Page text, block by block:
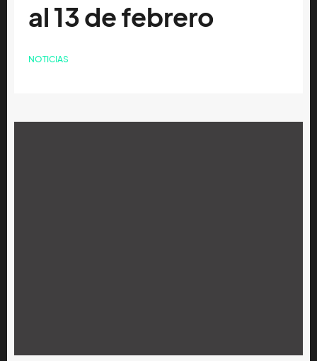
al 13 de febrero
NOTICIAS